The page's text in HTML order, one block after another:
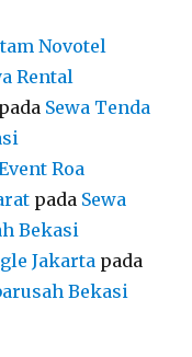
Novotel
Rental
pada Sewa Tenda
Roa
pada Sewa
Bekasi
Jakarta pada
Bekasi